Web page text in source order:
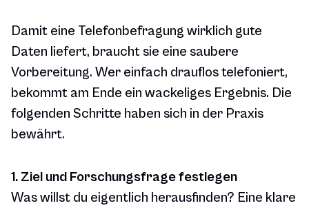
Damit eine Telefonbefragung wirklich gute
Daten liefert, braucht sie eine saubere
Vorbereitung. Wer einfach drauflos telefoniert,
bekommt am Ende ein wackeliges Ergebnis. Die
folgenden Schritte haben sich in der Praxis
bewährt.
1. Ziel und Forschungsfrage festlegen
Was willst du eigentlich herausfinden? Eine klare